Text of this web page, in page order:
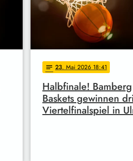
notes 23. Mai 2026 18:41
Halbfinale! Bamberg
Baskets gewinnen
Viertelfinalspiel in